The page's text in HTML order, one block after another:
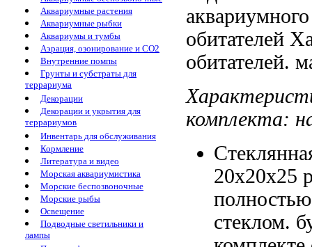
Аквариумные растения
Аквариумные рыбки
Аквариумы и тумбы
Аэрация, озонирование и CO2
Внутренние помпы
Грунты и субстраты для
террариума
Декорации
Декорации и укрытия для
террариумов
Инвентарь для обслуживания
Кормление
Литература и видео
Морская аквариумистика
Морские беспозвоночные
Морские рыбы
Освещение
Подводные светильники и
лампы
обитателей
обитателей.
комплекта:
20х20х25
стеклом.